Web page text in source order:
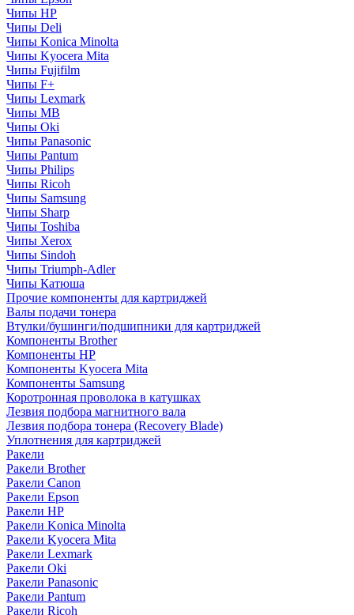
Чипы HP
Чипы Deli
Чипы Konica Minolta
Чипы Kyocera Mita
Чипы Fujifilm
Чипы F+
Чипы Lexmark
Чипы MB
Чипы Oki
Чипы Panasonic
Чипы Pantum
Чипы Philips
Чипы Ricoh
Чипы Samsung
Чипы Sharp
Чипы Toshiba
Чипы Xerox
Чипы Sindoh
Чипы Triumph-Adler
Чипы Катюша
Прочие компоненты для картриджей
Валы подачи тонера
Втулки/бушинги/подшипники для картриджей
Компоненты Brother
Компоненты HP
Компоненты Kyocera Mita
Компоненты Samsung
Коротронная проволока в катушках
Лезвия подбора магнитного вала
Лезвия подбора тонера (Recovery Blade)
Уплотнения для картриджей
Ракели
Ракели Brother
Ракели Canon
Ракели Epson
Ракели HP
Ракели Konica Minolta
Ракели Kyocera Mita
Ракели Lexmark
Ракели Oki
Ракели Panasonic
Ракели Pantum
Ракели Ricoh